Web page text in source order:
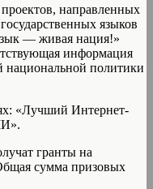
направленных
языков
— живая нация!»
информация
национальной политики
«Лучший Интернет-
гранты на
сумма призовых